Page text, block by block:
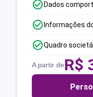
Dados
Informações
Quadro
A partir deR$